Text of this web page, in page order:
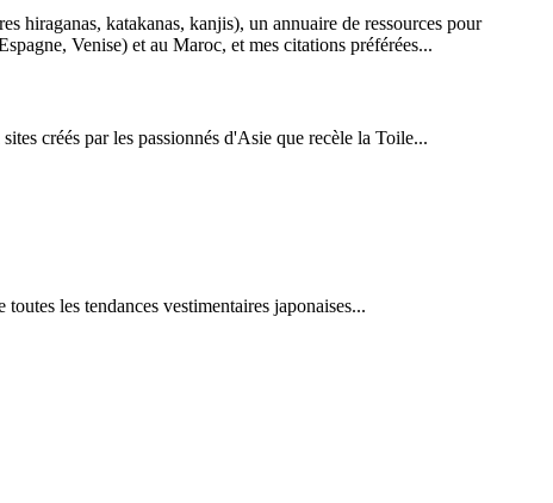
hiraganas, katakanas, kanjis), un annuaire de ressources pour
Venise) et au Maroc, et mes citations préférées...
créés par les passionnés d'Asie que recèle la Toile...
les tendances vestimentaires japonaises...